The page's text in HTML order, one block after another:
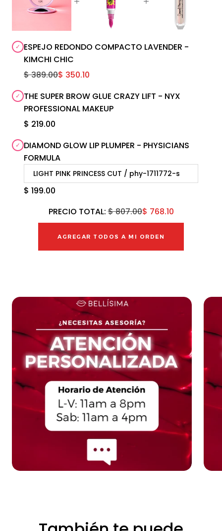
ESPEJO REDONDO COMPACTO LAVENDER -
KIMCHI CHIC
$ 389.00$ 350.10
THE SUPER BROW GLUE CRAZY LIFT - NYX
PROFESSIONAL MAKEUP
$ 219.00
DIAMOND GLOW LIP PLUMPER - PHYSICIANS
FORMULA
$ 199.00
PRECIO TOTAL:
$ 768.10
$ 807.00
AGREGAR TODOS A MI ORDEN